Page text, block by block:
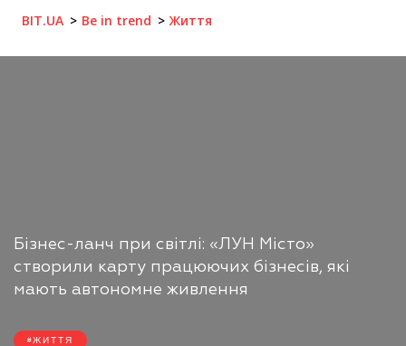
BIT.UA Be in trend Життя
Бізнес-ланч при світлі: «ЛУН Місто»
створили карту працюючих бізнесів, які
мають автономне живлення
ЖИТТЯ